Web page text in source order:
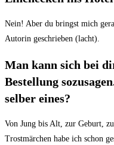
Nein! Aber du bringst mich
Autorin geschrieben (lacht).
Man kann sich bei
Bestellung
selber eines?
Von Jung bis Alt, zur Geburt,
Trostmärchen habe ich schon